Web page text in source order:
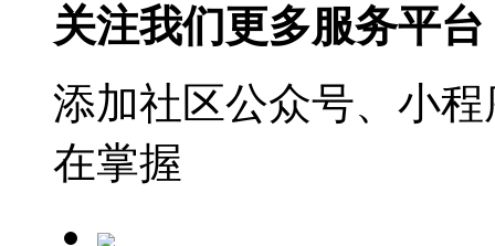
关注我们更多服务平台
添加社区公众号、小
在掌握